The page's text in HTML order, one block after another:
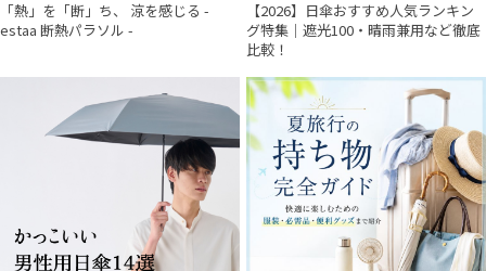
「熱」を「断」ち、 涼を感じる -
estaa 断熱パラソル -
【2026】日傘おすすめ人気ランキン
グ特集｜遮光100・晴雨兼用など徹底
比較！